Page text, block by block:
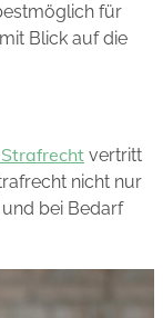
für
Blick auf die
vertritt
nicht nur
bei Bedarf